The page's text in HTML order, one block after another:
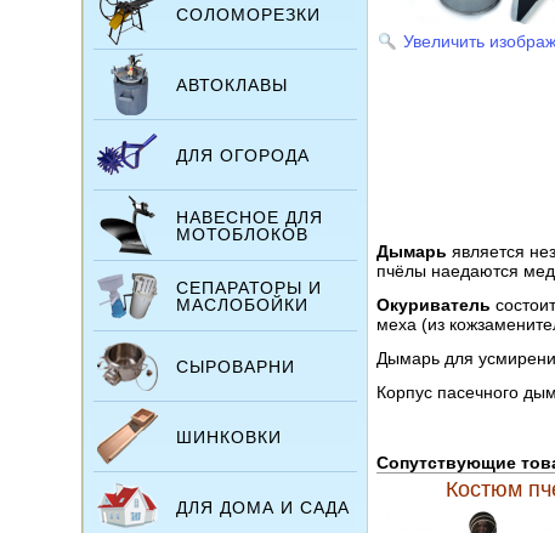
СОЛОМОРЕЗКИ
АВТОКЛАВЫ
ДЛЯ ОГОРОДА
НАВЕСНОЕ ДЛЯ
МОТОБЛОКОВ
СЕПАРАТОРЫ И
МАСЛОБОЙКИ
СЫРОВАРНИ
ШИНКОВКИ
ДЛЯ ДОМА И САДА
Увеличить
Дымарь является
пчёлы наедаются
Окуриватель
меха (из
Дымарь для
Корпус пасечного
Сопутствующие
Костюм